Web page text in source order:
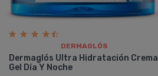
DERMAGLÓS
Dermaglós Ultra Hidratación Crema
Gel Día Y Noche